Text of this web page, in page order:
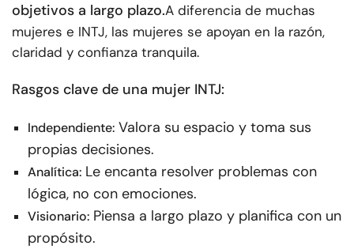
objetivos a largo plazo.A diferencia de muchas
mujeres e INTJ, las mujeres se apoyan en la razón,
claridad y confianza tranquila.
Rasgos clave de una mujer INTJ:
Independiente: Valora su espacio y toma sus
propias decisiones.
Analítica: Le encanta resolver problemas con
lógica, no con emociones.
Visionario: Piensa a largo plazo y planifica con un
propósito.